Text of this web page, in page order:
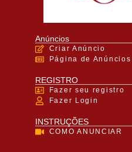
Anúncios
Criar Anúncio
Página de Anúncios
REGISTRO
Fazer seu registro
Fazer Login
INSTRUÇÕES
COMO ANUNCIAR